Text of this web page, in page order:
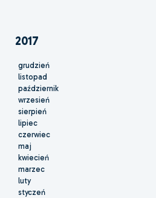
2017
grudzień
listopad
październik
wrzesień
sierpień
lipiec
czerwiec
maj
kwiecień
marzec
luty
styczeń